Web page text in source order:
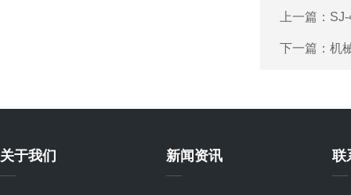
上一篇：
下一篇： 机
关于我们 新闻资讯 联